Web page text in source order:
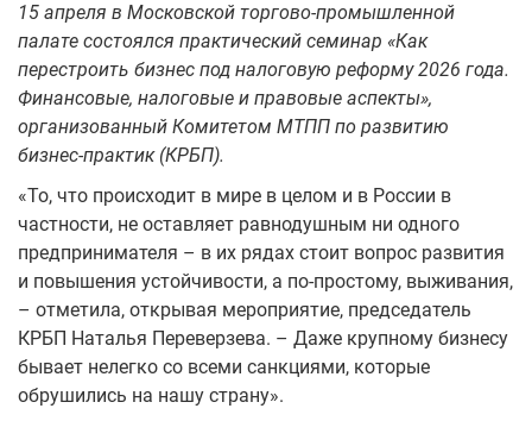
15 апреля в Московской торгово-промышленной
палате состоялся практический семинар «Как
перестроить бизнес под налоговую реформу 2026 года.
Финансовые, налоговые и правовые аспекты»,
организованный Комитетом МТПП по развитию
бизнес-практик (КРБП).
«То, что происходит в мире в целом и в России в
частности, не оставляет равнодушным ни одного
предпринимателя – в их рядах стоит вопрос развития
и повышения устойчивости, а по-простому, выживания,
– отметила, открывая мероприятие, председатель
КРБП Наталья Переверзева. – Даже крупному бизнесу
бывает нелегко со всеми санкциями, которые
обрушились на нашу страну».